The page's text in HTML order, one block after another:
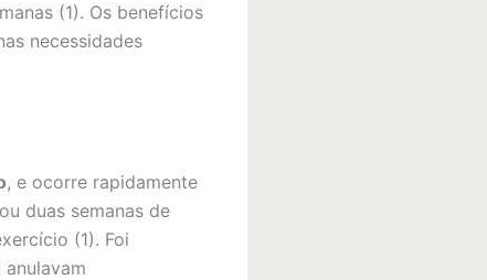
(1). Os benefícios
necessidades
, e ocorre rapidamente
duas semanas de
(1). Foi